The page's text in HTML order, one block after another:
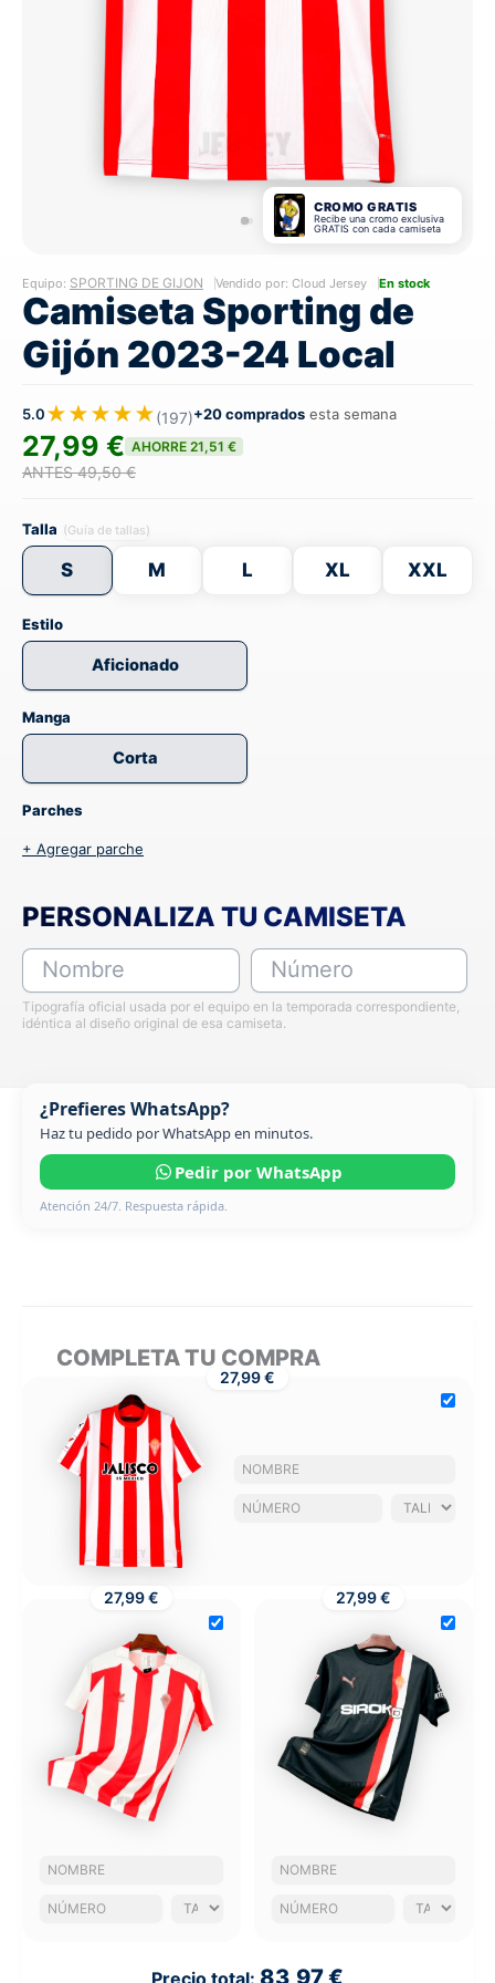
CROMO GRATIS
Recibe una cromo exclusiva
GRATIS con cada camiseta
Equipo: SPORTING DE GIJON Vendido por: Cloud Jersey En stock
Camiseta Sporting de
Gijón 2023-24 Local
5.0★★★★★(197)+20 comprados esta semana
27,99 € AHORRE 21,51 €
ANTES 49,50 €
Talla (Guía de tallas)
S M L XL XXL
Estilo
Aficionado
Manga
Corta
Parches
+ Agregar parche
PERSONALIZA TU CAMISETA
Nombre Número
Tipografía oficial usada por el equipo en la temporada correspondiente,
idéntica al diseño original de esa camiseta.
¿Prefieres WhatsApp?
Haz tu pedido por WhatsApp en minutos.
Pedir por WhatsApp
Atención 24/7. Respuesta rápida.
COMPLETA TU COMPRA
27,99 €
27,99 € 27,99 €
Precio total: 83,97 €